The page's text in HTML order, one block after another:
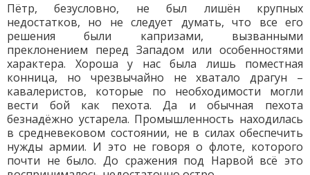
Пётр, безусловно, не был лишён крупных
недостатков, но не следует думать, что все его
решения были капризами, вызванными
преклонением перед Западом или особенностями
характера. Хороша у нас была лишь поместная
конница, но чрезвычайно не хватало драгун –
кавалеристов, которые по необходимости могли
вести бой как пехота. Да и обычная пехота
безнадёжно устарела. Промышленность находилась
в средневековом состоянии, не в силах обеспечить
нужды армии. И это не говоря о флоте, которого
почти не было. До сражения под Нарвой всё это